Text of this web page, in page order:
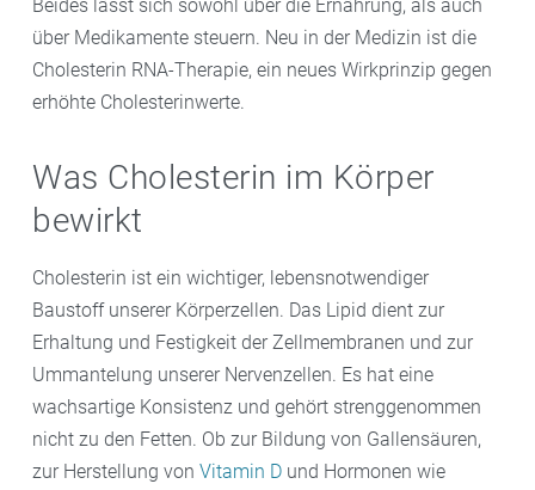
Beides lässt sich sowohl über die Ernährung, als auch
über Medikamente steuern. Neu in der Medizin ist die
Cholesterin RNA-Therapie, ein neues Wirkprinzip gegen
erhöhte Cholesterinwerte.
Was Cholesterin im Körper
bewirkt
Cholesterin ist ein wichtiger, lebensnotwendiger
Baustoff unserer Körperzellen. Das Lipid dient zur
Erhaltung und Festigkeit der Zellmembranen und zur
Ummantelung unserer Nervenzellen. Es hat eine
wachsartige Konsistenz und gehört strenggenommen
nicht zu den Fetten. Ob zur Bildung von Gallensäuren,
zur Herstellung von Vitamin D und Hormonen wie